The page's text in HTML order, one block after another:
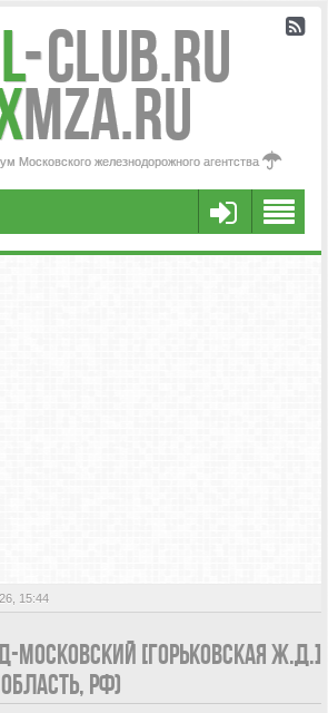
-Club.RU
MZA.RU
Московского железнодорожного агентства
15:44
МОСКОВСКИЙ [ГОРЬКОВСКАЯ Ж.Д.]
РФ)